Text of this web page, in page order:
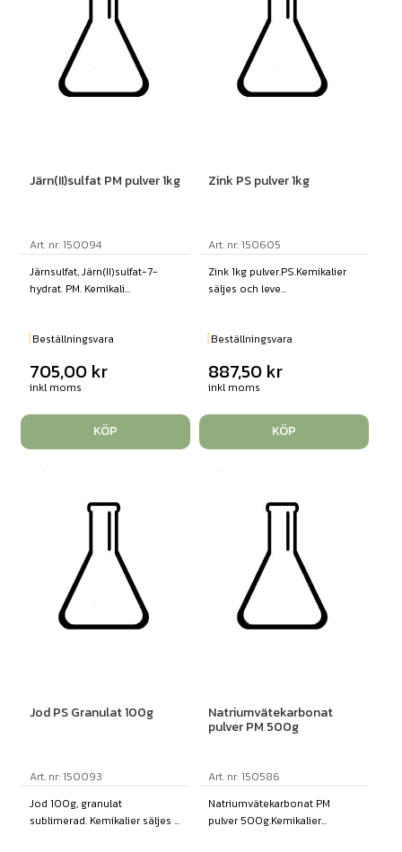
Järn(II)sulfat PM pulver 1kg
Art. nr: 150094
Järnsulfat, Järn(II)sulfat-7-
hydrat. PM. Kemikali...
Beställningsvara
705,00 kr
inkl moms
KÖP
Zink PS pulver 1kg
Art. nr: 150605
Zink 1kg pulver.PS.Kemikalier
säljes och leve...
Beställningsvara
887,50 kr
inkl moms
KÖP
Jod PS Granulat 100g
Art. nr: 150093
Jod 100g, granulat
sublimerad. Kemikalier säljes ...
Natriumvätekarbonat
pulver PM 500g
Art. nr: 150586
Natriumvätekarbonat PM
pulver 500g.Kemikalier...